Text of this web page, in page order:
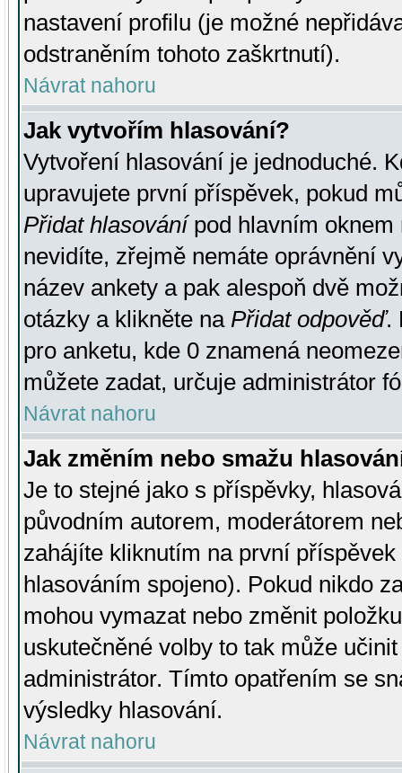
nastavení profilu (je možné
odstraněním tohoto zaškrtnutí).
Návrat nahoru
Jak vytvořím hlasování?
Vytvoření hlasování je jednoduché.
upravujete první příspěvek, pokud
Přidat hlasovánípod hlavním oknem
nevidíte, zřejmě nemáte oprávnění
název ankety a pak alespoň dvě
otázky a klikněte na Přidat odpověď.
pro anketu, kde 0 znamená
můžete zadat, určuje administrátor
Návrat nahoru
Jak změním nebo smažu
Je to stejné jako s příspěvky,
původním autorem, moderátorem
zahájíte kliknutím na první
hlasováním spojeno). Pokud nikdo
mohou vymazat nebo změnit
uskutečněné volby to tak může
administrátor. Tímto opatřením se
výsledky hlasování.
Návrat nahoru